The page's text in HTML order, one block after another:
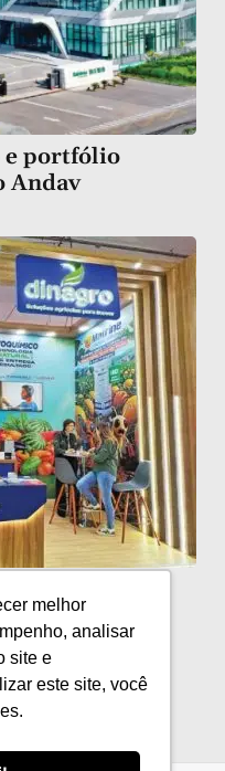
melhor
analisar
site e
este site, você
e portfólio
Andav
e